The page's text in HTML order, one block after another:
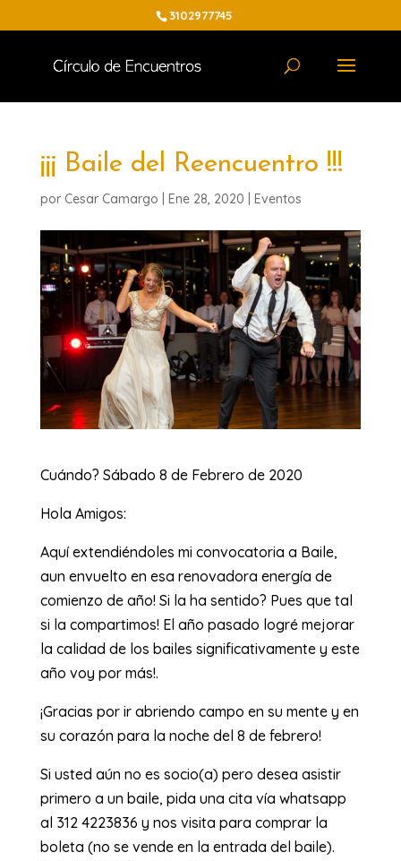
3102977745
¡¡¡ Baile del Reencuentro !!!
por Cesar Camargo Ene 28, 2020 Eventos
Cuándo? Sábado 8 de Febrero de 2020
Hola Amigos:
Aquí extendiéndoles mi convocatoria a Baile,
aun envuelto en esa renovadora energía de
comienzo de año! Si la ha sentido? Pues que tal
si la compartimos! El año pasado logré mejorar
la calidad de los bailes significativamente y este
año voy por más!.
¡Gracias por ir abriendo campo en su mente y en
su corazón para la noche del 8 de febrero!
Si usted aún no es socio(a) pero desea asistir
primero a un baile, pida una cita vía whatsapp
al 312 4223836 y nos visita para comprar la
boleta (no se vende en la entrada del baile).